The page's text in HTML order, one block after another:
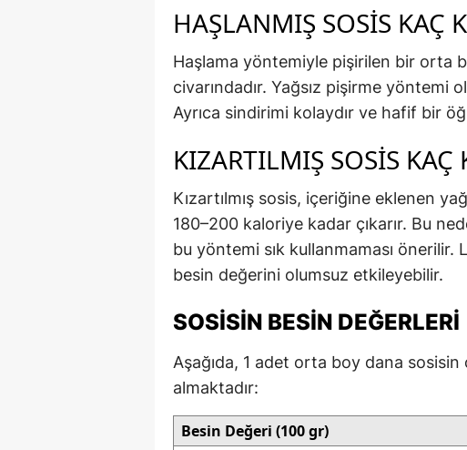
HAŞLANMIŞ SOSIS KAÇ
Haşlama yöntemiyle pişirilen bir orta
civarındadır. Yağsız pişirme
Ayrıca sindirimi kolaydır ve hafif bir
KIZARTILMIŞ SOSIS KAÇ
Kızartılmış sosis, içeriğine eklenen
180–200 kaloriye kadar çıkarır. Bu
bu yöntemi sık kullanmaması önerilir.
besin değerini olumsuz etkileyebilir.
SOSISIN BESIN DEĞERLERI
Aşağıda, 1 adet orta boy dana
almaktadır:
Besin Değeri (100 gr)